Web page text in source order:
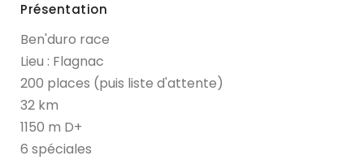
Présentation
Ben'duro race
Lieu : Flagnac
200 places (puis liste d'attente)
32 km
1150 m D+
6 spéciales